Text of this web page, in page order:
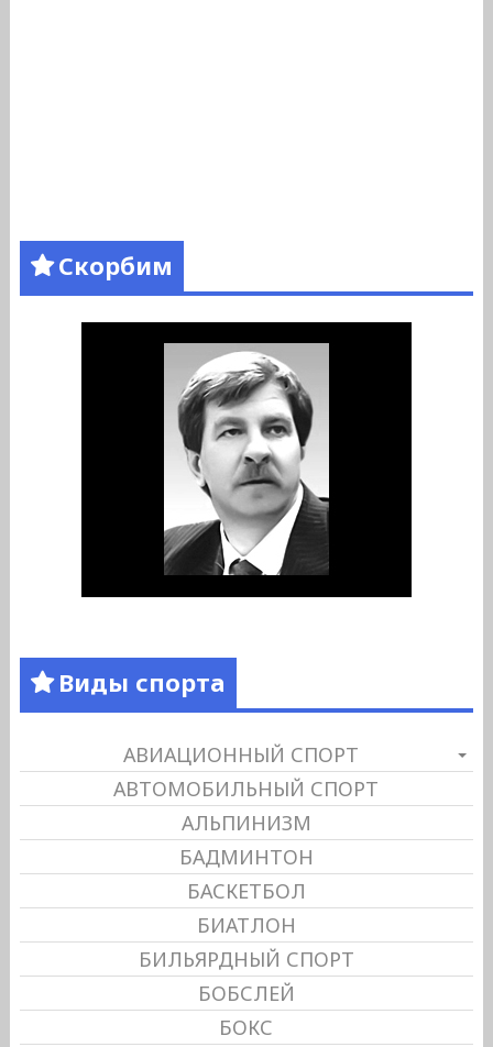
Скорбим
Виды спорта
АВИАЦИОННЫЙ СПОРТ
АВТОМОБИЛЬНЫЙ СПОРТ
АЛЬПИНИЗМ
БАДМИНТОН
БАСКЕТБОЛ
БИАТЛОН
БИЛЬЯРДНЫЙ СПОРТ
БОБСЛЕЙ
БОКС